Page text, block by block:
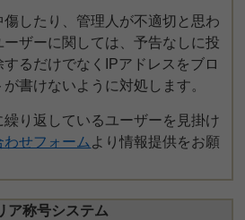
傷したり、管理人が不適切と思わ
ザーに関しては、予告なしに投
るだけでなくIPアドレスをブロ
書けないように対処します。
繰り返しているユーザーを見掛け
わせフォーム より情報提供をお願
ア称号システム